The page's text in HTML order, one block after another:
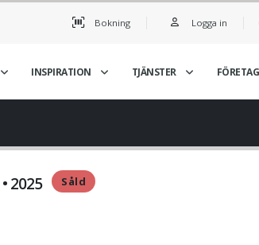
Bokning Logga in
INSPIRATION TJÄNSTER FÖRETAG
2025 Såld